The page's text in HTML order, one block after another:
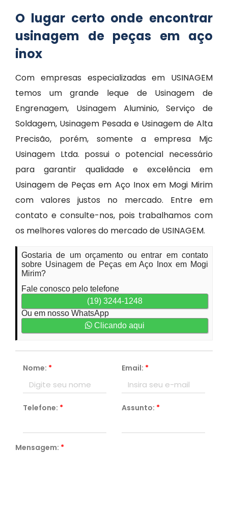
O lugar certo onde encontrar
usinagem de peças em aço
inox
Com empresas especializadas em USINAGEM
temos um grande leque de Usinagem de
Engrenagem, Usinagem Aluminio, Serviço de
Soldagem, Usinagem Pesada e Usinagem de Alta
Precisão, porém, somente a empresa Mjc
Usinagem Ltda. possui o potencial necessário
para garantir qualidade e excelência em
Usinagem de Peças em Aço Inox em Mogi Mirim
com valores justos no mercado. Entre em
contato e consulte-nos, pois trabalhamos com
os melhores valores do mercado de USINAGEM.
Gostaria de um orçamento ou entrar em contato
sobre Usinagem de Peças em Aço Inox em Mogi
Mirim?
Fale conosco pelo telefone
(19) 3244-1248
Ou em nosso WhatsApp
Clicando aqui
Nome: * Email: *
Telefone: * Assunto: *
Mensagem: *